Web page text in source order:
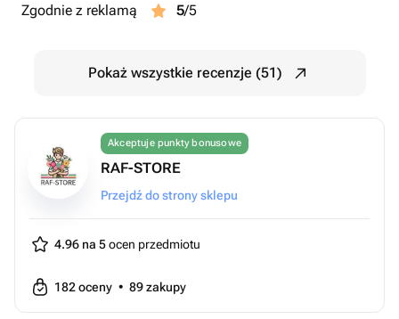
Zgodnie z reklamą
5/5
Pokaż wszystkie recenzje (51)
Akceptuje punkty bonusowe
RAF-STORE
Przejdź do strony sklepu
4.96 na 5ocen przedmiotu
182oceny • 89zakupy